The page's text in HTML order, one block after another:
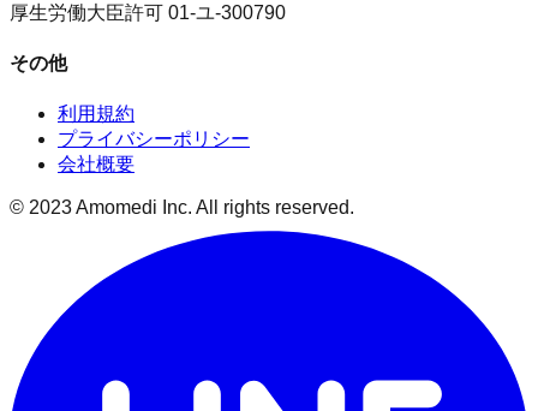
厚生労働大臣許可 01-ユ-300790
その他
利用規約
プライバシーポリシー
会社概要
© 2023 Amomedi Inc. All rights reserved.